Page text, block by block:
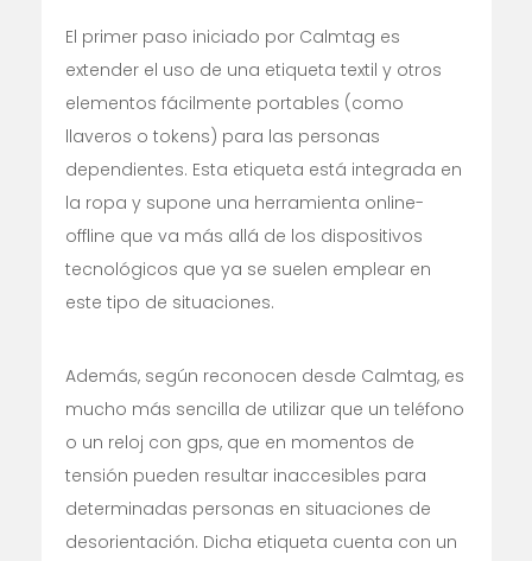
El primer paso iniciado por Calmtag es
extender el uso de una etiqueta textil y otros
elementos fácilmente portables (como
llaveros o tokens) para las personas
dependientes. Esta etiqueta está integrada en
la ropa y supone una herramienta online-
offline que va más allá de los dispositivos
tecnológicos que ya se suelen emplear en
este tipo de situaciones.
Además, según reconocen desde Calmtag, es
mucho más sencilla de utilizar que un teléfono
o un reloj con gps, que en momentos de
tensión pueden resultar inaccesibles para
determinadas personas en situaciones de
desorientación. Dicha etiqueta cuenta con un